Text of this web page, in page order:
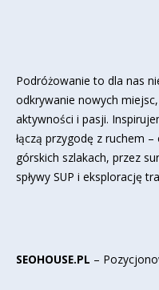
Podróżowanie to dla nas
odkrywanie nowych miejsc,
aktywności i pasji.
łączą przygodę z ruchem
górskich szlakach, przez
spływy SUP i eksplorację
SEOHOUSE.PL –